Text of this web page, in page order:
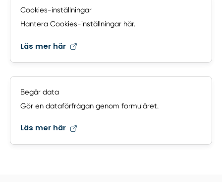
Cookies-inställningar
Hantera Cookies-inställningar här.
Läs mer här
Begär data
Gör en dataförfrågan genom formuläret.
Läs mer här